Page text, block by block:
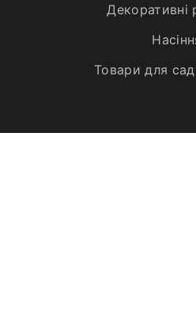
Декоративні
Товари для